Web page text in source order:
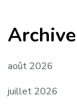
Archive
août 2026
juillet 2026